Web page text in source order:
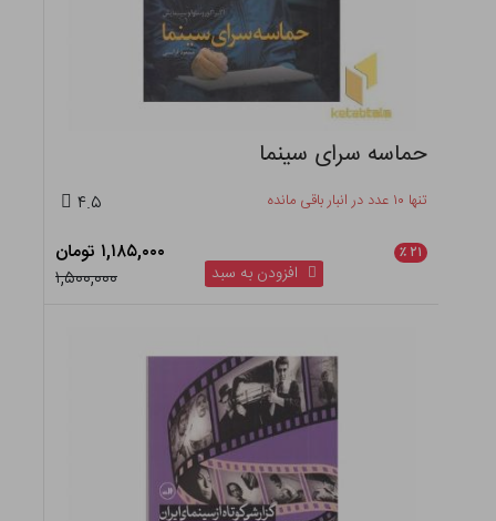
حماسه سرای سینما
تنها ۱۰ عدد در انبار باقی مانده ۴.۵
۲۱ ٪
۱,۱۸۵,۰۰۰ تومان
۱,۵۰۰,۰۰۰
افزودن به سبد